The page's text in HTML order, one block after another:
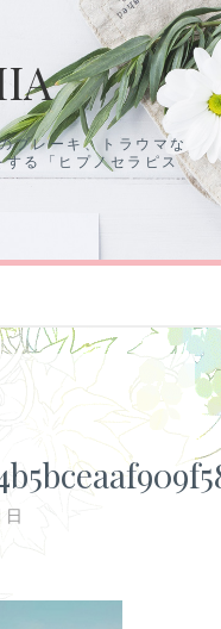
ブレーキ、トラウマな
する「ヒプノセラピス